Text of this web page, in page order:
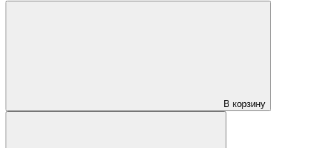
В корзину